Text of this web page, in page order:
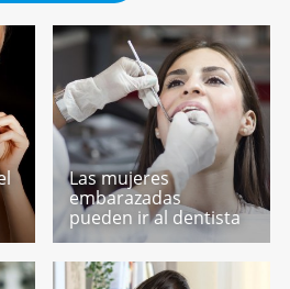
Las mujeres
embarazadas
pueden ir al dentista